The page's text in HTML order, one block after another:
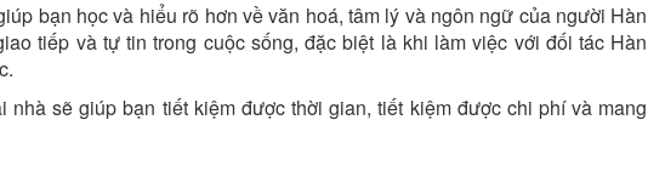
bạn học và hiểu rõ hơn về văn hoá, tâm lý và ngôn ngữ của người Hàn
tiếp và tự tin trong cuộc sống, đặc biệt là khi làm việc với đối tác Hàn
sẽ giúp bạn tiết kiệm được thời gian, tiết kiệm được chi phí và mang